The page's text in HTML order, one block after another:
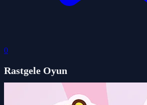
0
Rastgele Oyun